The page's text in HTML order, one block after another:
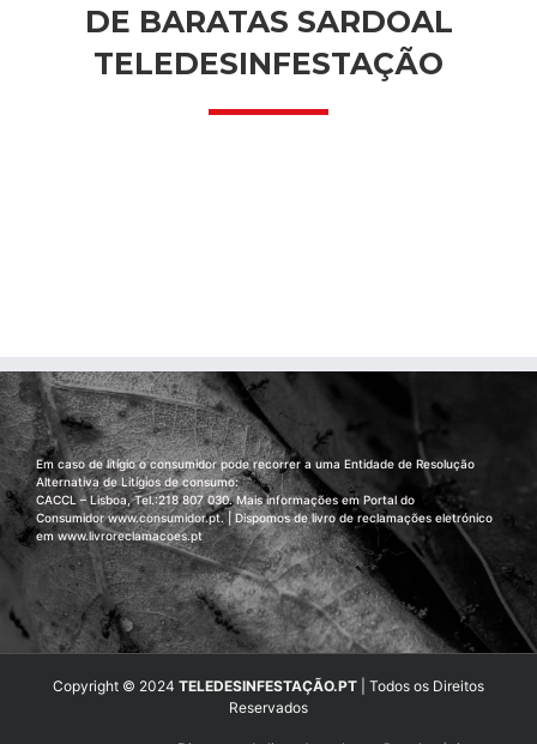
DE BARATAS SARDOAL
TELEDESINFESTAÇÃO
Em caso de litígio o consumidor pode recorrer a uma Entidade de Resolução
Alternativa de Litígios de consumo:
CACCL – Lisboa, Tel.:218 807 030. Mais informações em Portal do
Consumidorwww.consumidor.pt. | Dispomos de livro de reclamações eletrónico
emwww.livroreclamacoes.pt
Copyright © 2024 TELEDESINFESTAÇÃO.PT | Todos os Direitos
Reservados